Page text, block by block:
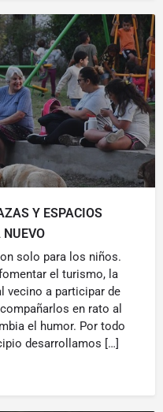
Y ESPACIOS
solo para los niños.
el turismo, la
vecino a participar de
en rato al
el humor. Por todo
desarrollamos […]